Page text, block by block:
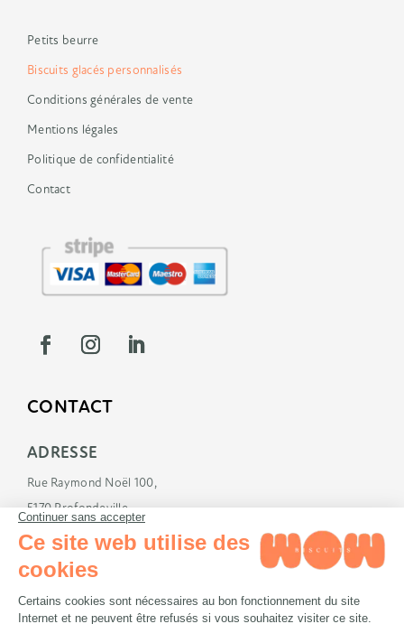
Petits beurre
Biscuits glacés personnalisés
Conditions générales de vente
Mentions légales
Politique de confidentialité
Contact
CONTACT
ADRESSE
Rue Raymond Noël 100,
5170 Profondeville
E-MAIL
info@wowbiscuits.com